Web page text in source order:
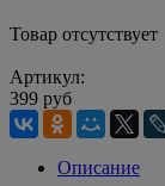
Товар отсутствует
Артикул:
399 руб
Описание